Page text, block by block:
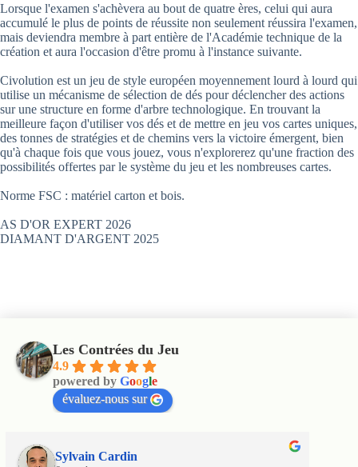
Lorsque l'examen s'achèvera au bout de quatre ères, celui qui aura
accumulé le plus de points de réussite non seulement réussira l'examen,
mais deviendra membre à part entière de l'Académie technique de la
création et aura l'occasion d'être promu à l'instance suivante.
Civolution est un jeu de style européen moyennement lourd à lourd qui
utilise un mécanisme de sélection de dés pour déclencher des actions
sur une structure en forme d'arbre technologique. En trouvant la
meilleure façon d'utiliser vos dés et de mettre en jeu vos cartes uniques,
des tonnes de stratégies et de chemins vers la victoire émergent, bien
qu'à chaque fois que vous jouez, vous n'explorerez qu'une fraction des
possibilités offertes par le système du jeu et les nombreuses cartes.
Norme FSC : matériel carton et bois.
AS D'OR EXPERT 2026
DIAMANT D'ARGENT 2025
Les Contrées du Jeu
4.9
powered by Google
évaluez-nous sur
Sylvain Cardin